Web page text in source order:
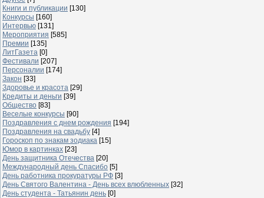
Книги и публикации [130]
Конкурсы [160]
Интервью [131]
Мероприятия [585]
Премии [135]
ЛитГазета [0]
Фестивали [207]
Персоналии [174]
Закон [33]
Здоровье и красота [29]
Кредиты и деньги [39]
Общество [83]
Веселые конкурсы [90]
Поздравления с днем рождения [194]
Поздравления на свадьбу [4]
Гороскоп по знакам зодиака [15]
Юмор в картинках [23]
День защитника Отечества [20]
Международный день Спасибо [5]
День работника прокуратуры РФ [3]
День Святого Валентина - День всех влюбленных [32]
День студента - Татьянин день [0]